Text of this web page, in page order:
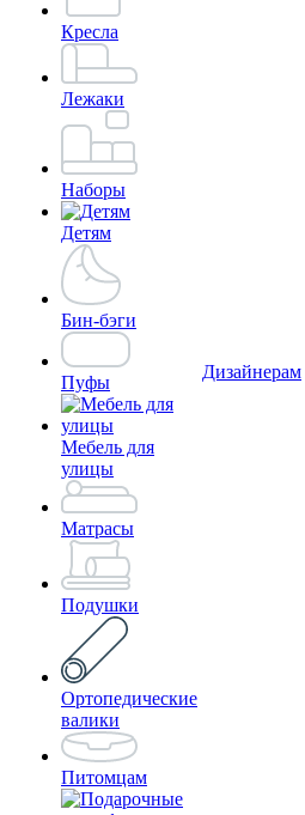
Кресла
Лежаки
Наборы
Детям
Бин-бэги
Пуфы
Мебель для
улицы
Матрасы
Подушки
Ортопедические
валики
Питомцам
Дизайнерам